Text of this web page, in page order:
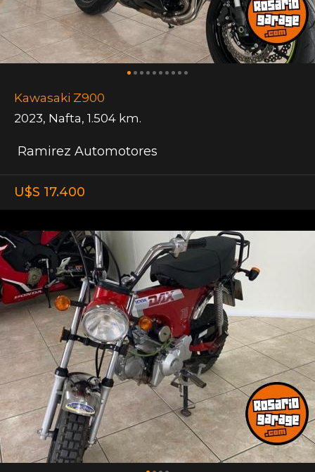
Kawasaki Z900
2023, Nafta, 1.504 km.
Ramirez Automotores
U$S 17.400